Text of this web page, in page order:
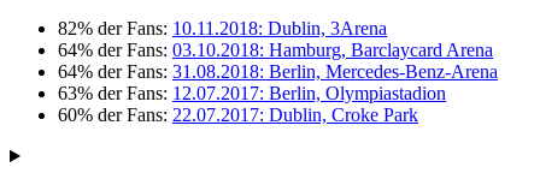
82% der Fans: 10.11.2018: Dublin, 3Arena
64% der Fans: 03.10.2018: Hamburg, Barclaycard Arena
64% der Fans: 31.08.2018: Berlin, Mercedes-Benz-Arena
63% der Fans: 12.07.2017: Berlin, Olympiastadion
60% der Fans: 22.07.2017: Dublin, Croke Park